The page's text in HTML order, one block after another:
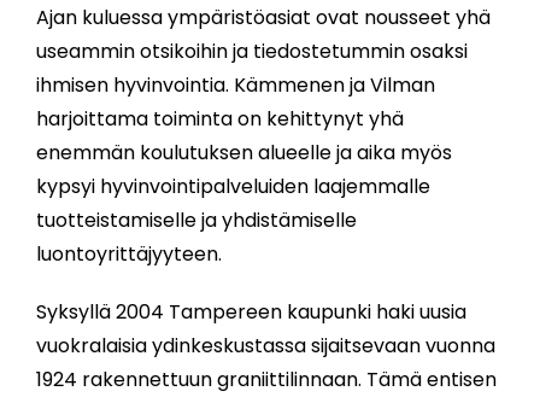
Ajan kuluessa ympäristöasiat ovat nousseet yhä
useammin otsikoihin ja tiedostetummin osaksi
ihmisen hyvinvointia. Kämmenen ja Vilman
harjoittama toiminta on kehittynyt yhä
enemmän koulutuksen alueelle ja aika myös
kypsyi hyvinvointipalveluiden laajemmalle
tuotteistamiselle ja yhdistämiselle
luontoyrittäjyyteen.
Syksyllä 2004 Tampereen kaupunki haki uusia
vuokralaisia ydinkeskustassa sijaitsevaan vuonna
1924 rakennettuun graniittilinnaan. Tämä entisen